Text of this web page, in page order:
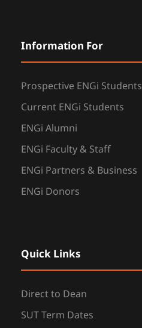
Information For
Prospective ENGi Students
Current ENGi Students
ENGi Alumni
ENGi Faculty & Staff
ENGi Partners & Business
ENGi Donors
Quick Links
Direct to Dean
SUT Term Dates